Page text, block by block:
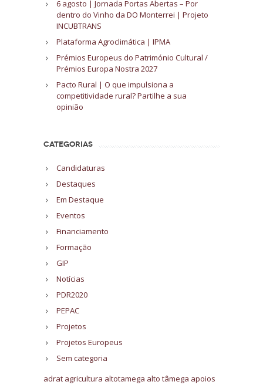
6 agosto | Jornada Portas Abertas – Por
dentro do Vinho da DO Monterrei | Projeto
INCUBTRANS
Plataforma Agroclimática | IPMA
Prémios Europeus do Património Cultural /
Prémios Europa Nostra 2027
Pacto Rural | O que impulsiona a
competitividade rural? Partilhe a sua
opinião
CATEGORIAS
Candidaturas
Destaques
Em Destaque
Eventos
Financiamento
Formação
GIP
Notícias
PDR2020
PEPAC
Projetos
Projetos Europeus
Sem categoria
adrat agricultura altotamega alto tâmega apoios